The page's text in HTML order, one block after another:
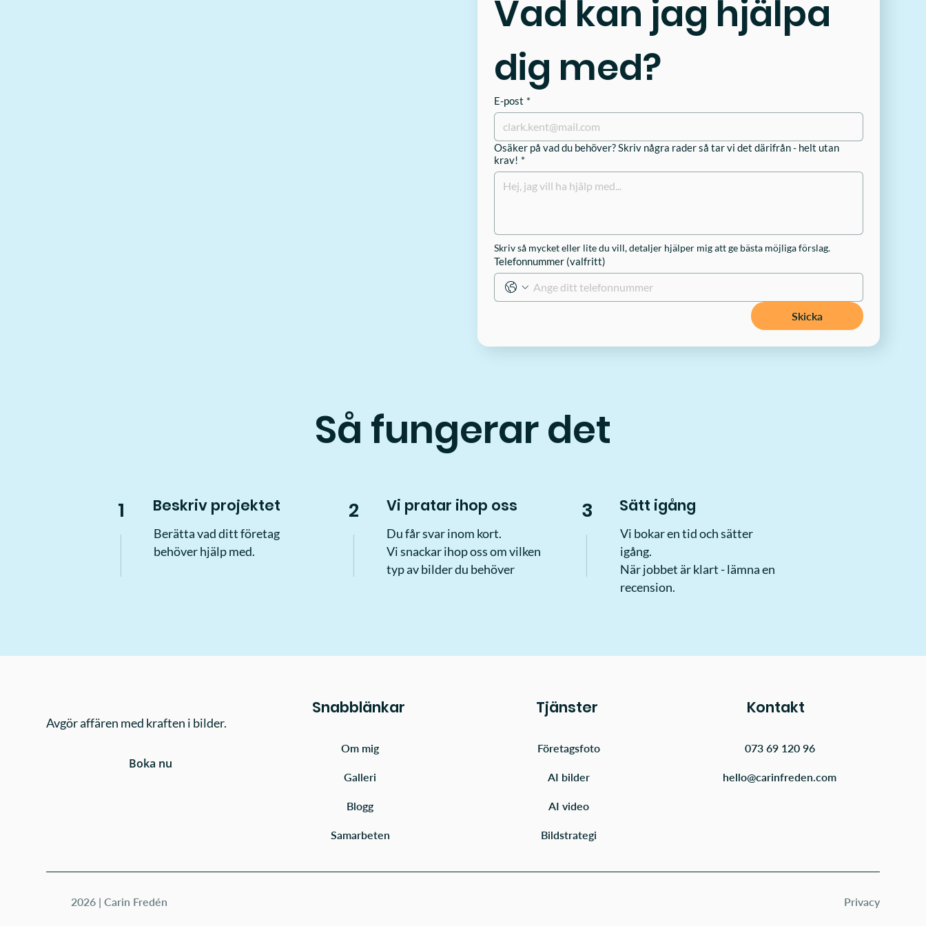
Vad kan jag hjälpa
dig med?
E-post *
Osäker på vad du behöver? Skriv några rader så tar vi det därifrån - helt utan
krav! *
Skriv så mycket eller lite du vill, detaljer hjälper mig att ge bästa möjliga förslag.
Telefonnummer (valfritt)
Skicka
Så fungerar det
1 Beskriv projektet
Berätta vad ditt företag
behöver hjälp med.
2 Vi pratar ihop oss
Du får svar inom kort.
Vi snackar ihop oss om vilken
typ av bilder du behöver
3 Sätt igång
Vi bokar en tid och sätter
igång.
När jobbet är klart - lämna en
recension.
Snabblänkar
Om mig
Galleri
Blogg
Samarbeten
Tjänster
Företagsfoto
AI bilder
AI video
Bildstrategi
Kontakt
073 69 120 96
hello@carinfreden.com
Boka nu
Avgör affären med kraften i bilder.
2026 | Carin Fredén Privacy